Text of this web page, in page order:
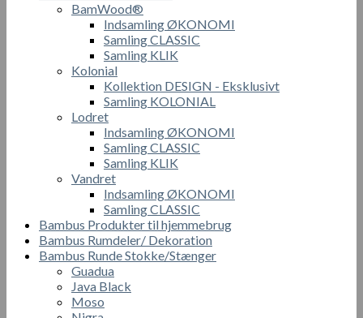
BamWood®
Indsamling ØKONOMI
Samling CLASSIC
Samling KLIK
Kolonial
Kollektion DESIGN - Eksklusivt
Samling KOLONIAL
Lodret
Indsamling ØKONOMI
Samling CLASSIC
Samling KLIK
Vandret
Indsamling ØKONOMI
Samling CLASSIC
Bambus Produkter til hjemmebrug
Bambus Rumdeler/ Dekoration
Bambus Runde Stokke/Stænger
Guadua
Java Black
Moso